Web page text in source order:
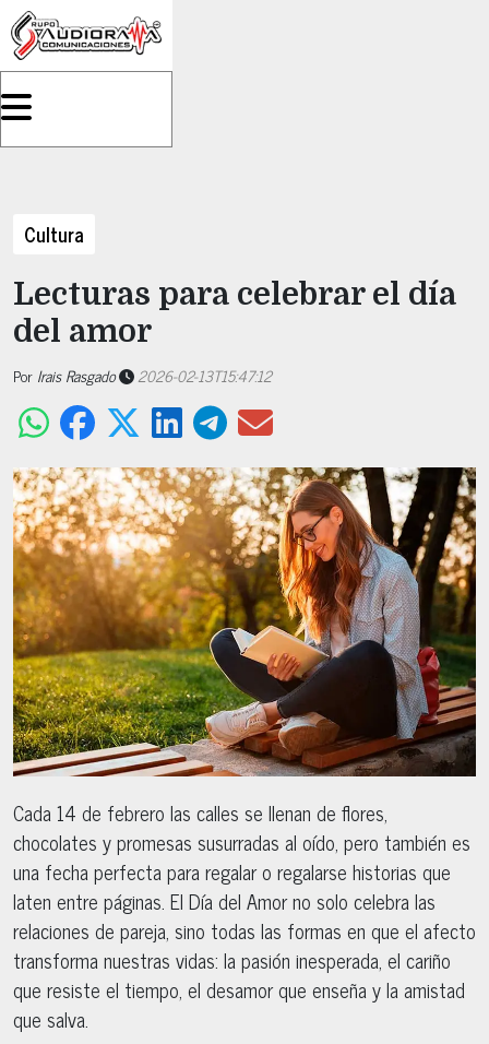
Cultura
Lecturas para celebrar el día
del amor
Por Irais Rasgado 2026-02-13T15:47:12
Cada 14 de febrero las calles se llenan de flores,
chocolates y promesas susurradas al oído, pero también es
una fecha perfecta para regalar o regalarse historias que
laten entre páginas. El Día del Amor no solo celebra las
relaciones de pareja, sino todas las formas en que el afecto
transforma nuestras vidas: la pasión inesperada, el cariño
que resiste el tiempo, el desamor que enseña y la amistad
que salva.